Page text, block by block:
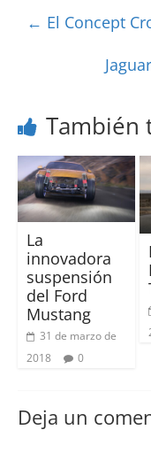
← El Concept
También
La
innovadora
suspensión
del Ford
Mustang
31 de marzo de
2018
0
Deja un